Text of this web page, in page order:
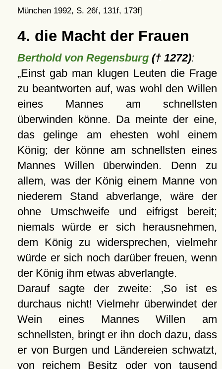
München 1992, S. 26f, 131f, 173f]
4. die Macht der Frauen
Berthold von Regensburg(† 1272):
Einst gab man klugen Leuten die Frage
zu beantworten auf, was wohl den Willen
eines Mannes am schnellsten
überwinden könne. Da meinte der eine,
das gelinge am ehesten wohl einem
König; der könne am schnellsten eines
Mannes Willen überwinden. Denn zu
allem, was der König einem Manne von
niederem Stand abverlange, wäre der
ohne Umschweife und eifrigst bereit;
niemals würde er sich herausnehmen,
dem König zu widersprechen, vielmehr
würde er sich noch darüber freuen, wenn
der König ihm etwas abverlangte.
Darauf sagte der zweite:
So ist es
durchaus nicht! Vielmehr überwindet der
Wein eines Mannes Willen am
schnellsten, bringt er ihn doch dazu, dass
er von Burgen und Ländereien schwatzt,
von reichem Besitz oder von tausend